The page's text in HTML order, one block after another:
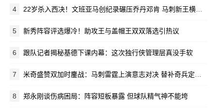
4 22岁杀入西决！文班亚马创纪录碾压乔丹邓肯 马刺新王横空出世
5 新秀阵容评选爆冷！助攻王与盖帽王双双落选引热议
6 跟队记者揭秘基德下课内幕：这次独行侠管理层真没手软
7 米奇盛赞双加时鏖战：马刺雷霆上演意志对决 替补奇兵定乾坤
8 郑永刚谈伤病困局：阵容短板暴露 但球队精气神不能垮